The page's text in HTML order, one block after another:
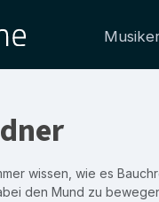
wissen, wie es
den Mund zu